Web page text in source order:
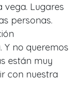
vega. Lugares
personas.
Y no queremos
están muy
con nuestra